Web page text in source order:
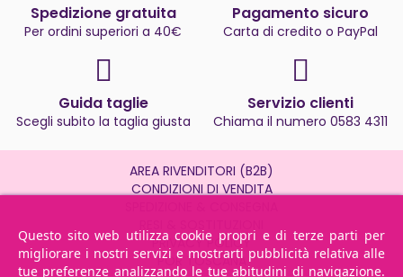
Questo sito web utilizza cookie propri e di terze parti per
migliorare i nostri servizi e mostrarti pubblicità relativa alle
tue preferenze analizzando le tue abitudini di navigazione.
Spedizione gratuita
Per ordini superiori a 40€
Pagamento sicuro
Carta di credito o PayPal
Guida taglie
Scegli subito la taglia giusta
Servizio clienti
Chiama il numero 0583 4311
AREA RIVENDITORI (B2B)
CONDIZIONI DI VENDITA
PRIVACY POLICY
POR TOSCANA